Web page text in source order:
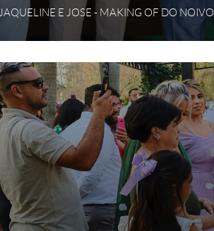
JAQUELINE E JOSE - MAKING OF DO NOIVO